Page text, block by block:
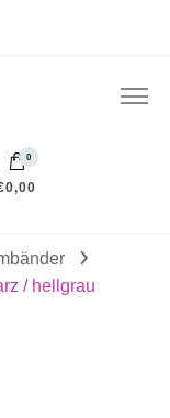
0
/ hellgrau